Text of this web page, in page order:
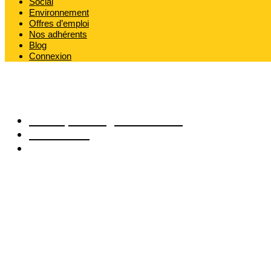
Environnement
Offres d’emploi
Nos adhérents
Blog
Connexion